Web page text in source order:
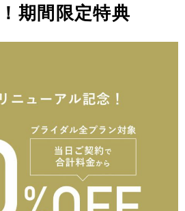
期間限定特典